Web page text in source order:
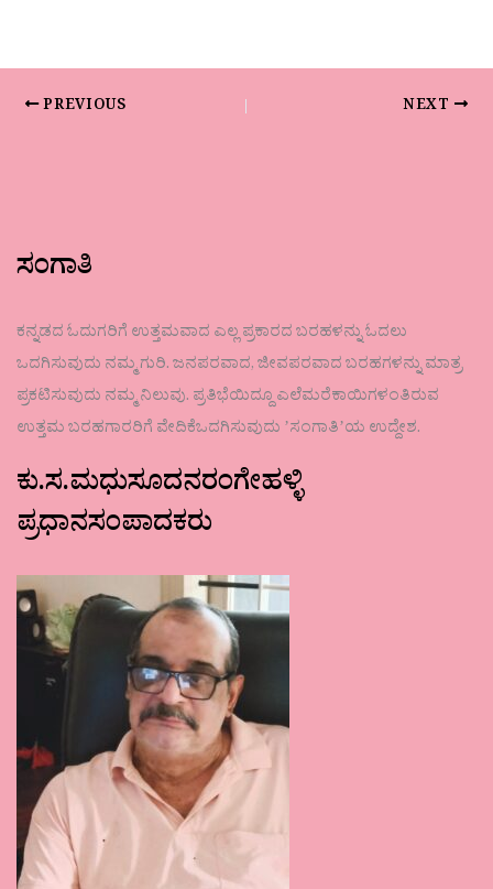
PREVIOUS NEXT
ಸಂಗಾತಿ
ಕನ್ನಡದ ಓದುಗರಿಗೆ ಉತ್ತಮವಾದ ಎಲ್ಲ ಪ್ರಕಾರದ ಬರಹಳನ್ನು ಓದಲು
ಒದಗಿಸುವುದು ನಮ್ಮ ಗುರಿ. ಜನಪರವಾದ, ಜೀವಪರವಾದ ಬರಹಗಳನ್ನು ಮಾತ್ರ
ಪ್ರಕಟಿಸುವುದು ನಮ್ಮ ನಿಲುವು. ಪ್ರತಿಭೆಯಿದ್ದೂ ಎಲೆಮರೆಕಾಯಿಗಳಂತಿರುವ
ಉತ್ತಮ ಬರಹಗಾರರಿಗೆ ವೇದಿಕೆಒದಗಿಸುವುದು ʼಸಂಗಾತಿʼಯ ಉದ್ದೇಶ.
ಕು.ಸ.ಮಧುಸೂದನರಂಗೇಹಳ್ಳಿ
ಪ್ರಧಾನಸಂಪಾದಕರು